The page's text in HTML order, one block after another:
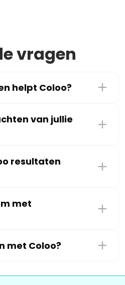
vragen
helpt Coloo?
van jullie
resultaten
met
met Coloo?